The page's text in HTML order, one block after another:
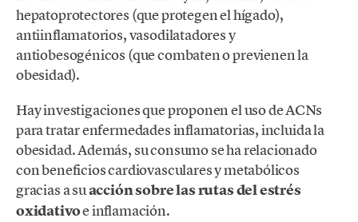
hepatoprotectores (que protegen el hígado),
antiinflamatorios, vasodilatadores y
antiobesogénicos (que combaten o previenen la
obesidad).
Hay investigaciones que proponen el uso de ACNs
para tratar enfermedades inflamatorias, incluida la
obesidad. Además, su consumo se ha relacionado
con beneficios cardiovasculares y metabólicos
gracias a suacción sobre las rutas del estrés
oxidativoe inflamación.